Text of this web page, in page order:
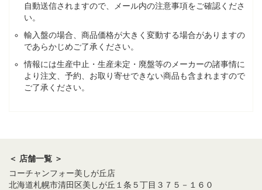
自動送信されますので、メール内の注意事項をご確認くださ
い。
輸入盤の場合、商品価格が大きく変動する場合がありますの
であらかじめご了承ください。
情報には生産中止・生産未定・廃盤等のメーカーの諸事情に
より注文、予約、お取り寄せできない商品も含まれますので
ご了承ください。
＜ 店舗一覧 ＞
コーチャンフォー美しが丘店
北海道札幌市清田区美しが丘１条５丁目３７５－１６０